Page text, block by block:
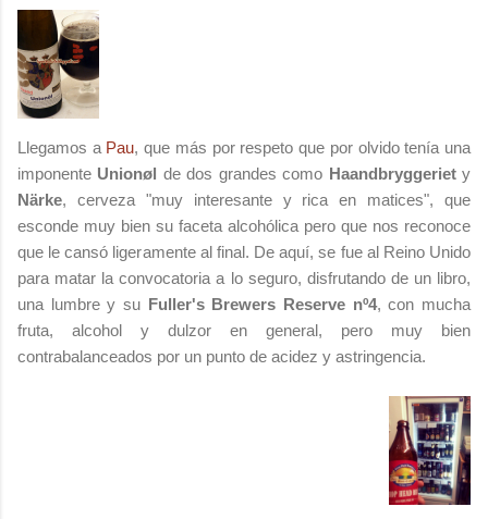
Llegamos a Pau, que más por respeto que por olvido tenía una
imponente Unionøl de dos grandes como Haandbryggeriety
Närke, cerveza "muy interesante y rica en matices", que
esconde muy bien su faceta alcohólica pero que nos reconoce
que le cansó ligeramente al final. De aquí, se fue al Reino Unido
para matar la convocatoria a lo seguro, disfrutando de un libro,
una lumbre y su Fuller's Brewers Reserve nº4, con mucha
fruta, alcohol y dulzor en general, pero muy bien
contrabalanceados por un punto de acidez y astringencia.